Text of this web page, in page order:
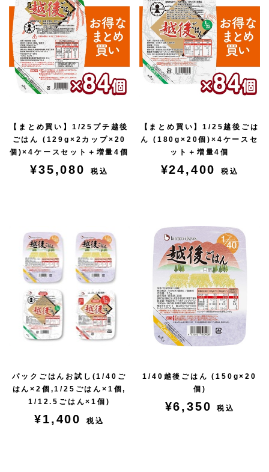
【まとめ買い】1/25プチ越後
ごはん (129g×2カップ×20
個)×4ケースセット＋増量4個
¥35,080 税込
【まとめ買い】1/25越後ごは
ん (180g×20個)×4ケースセ
ット＋増量4個
¥24,400税込
パックごはんお試し(1/40ご
はん×2個,1/25ごはん×1個,
1/12.5ごはん×1個)
¥1,400 税込
1/40越後ごはん (150g×20
個)
¥6,350税込